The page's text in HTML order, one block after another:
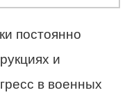
постоянно
и
в военных